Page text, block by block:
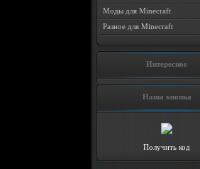
Моды для Minecraft
Разное для Minecraft
Интересное
Наша кнопка
Получить код